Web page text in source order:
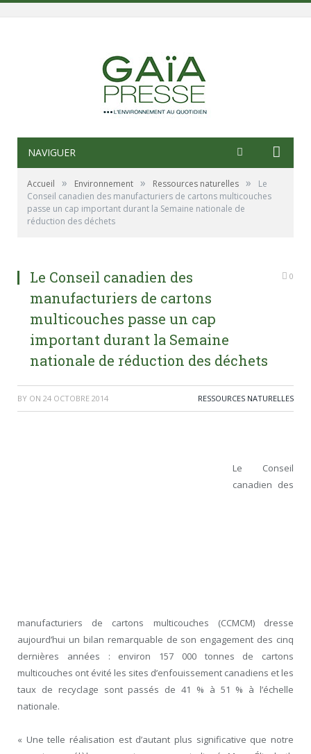
NAVIGUER
Accueil » Environnement » Ressources naturelles »
Le
Conseil canadien des manufacturiers de cartons multicouches
passe un cap important durant la Semaine nationale de
réduction des déchets
Le Conseil canadien des
manufacturiers de cartons
multicouches passe un cap
important durant la Semaine
nationale de réduction des déchets
0
BY ON 24 OCTOBRE 2014 RESSOURCES NATURELLES
Le Conseil
canadien des
manufacturiers de cartons multicouches (CCMCM) dresse
aujourd’hui un bilan remarquable de son engagement des cinq
dernières années : environ 157 000 tonnes de cartons
multicouches ont évité les sites d’enfouissement canadiens et les
taux de recyclage sont passés de 41 % à 51 % à l’échelle
nationale.
« Une telle réalisation est d’autant plus significative que notre